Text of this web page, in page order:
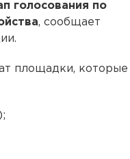
голосования по
, сообщает
площадки, которые